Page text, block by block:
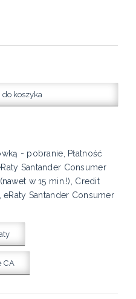
do koszyka
- pobranie, Płatność
Santander Consumer
w 15 min.!), Credit
eRaty Santander Consumer
CA